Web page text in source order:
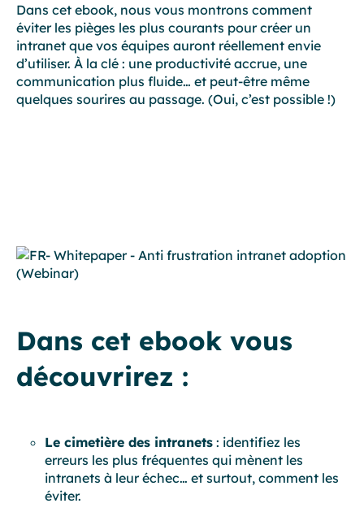
Dans cet ebook, nous vous montrons comment
éviter les pièges les plus courants pour créer un
intranet que vos équipes auront réellement envie
d’utiliser. À la clé : une productivité accrue, une
communication plus fluide… et peut-être même
quelques sourires au passage. (Oui, c’est possible !)
Dans cet ebook vous
découvrirez :
Le cimetière des intranets : identifiez les
erreurs les plus fréquentes qui mènent les
intranets à leur échec… et surtout, comment les
éviter.